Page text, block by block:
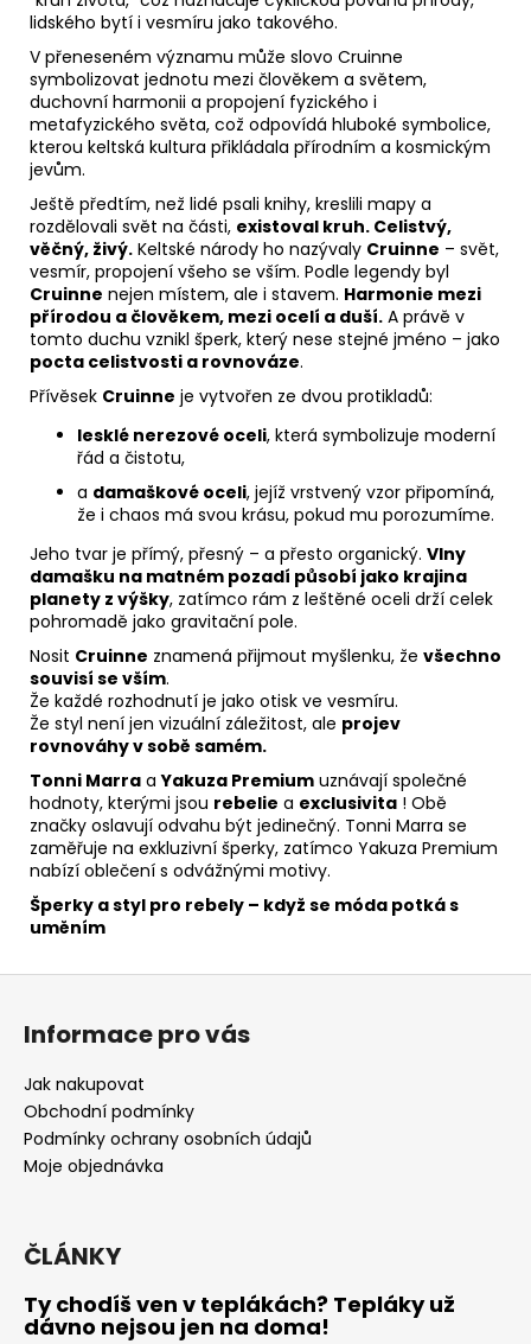
lidského bytí i vesmíru jako takového.
V přeneseném významu může slovo Cruinne
symbolizovat jednotu mezi člověkem a světem,
duchovní harmonii a propojení fyzického i
metafyzického světa, což odpovídá hluboké symbolice,
kterou keltská kultura přikládala přírodním a kosmickým
jevům.
Ještě předtím, než lidé psali knihy, kreslili mapy a
rozdělovali svět na části, existoval kruh. Celistvý,
věčný, živý. Keltské národy ho nazývaly Cruinne – svět,
vesmír, propojení všeho se vším. Podle legendy byl
Cruinne nejen místem, ale i stavem. Harmonie mezi
přírodou a člověkem, mezi ocelí a duší. A právě v
tomto duchu vznikl šperk, který nese stejné jméno – jako
pocta celistvosti a rovnováze.
Přívěsek Cruinne je vytvořen ze dvou protikladů:
lesklé nerezové oceli, která symbolizuje moderní
řád a čistotu,
a damaškové oceli, jejíž vrstvený vzor připomíná,
že i chaos má svou krásu, pokud mu porozumíme.
Jeho tvar je přímý, přesný – a přesto organický. Vlny
damašku na matném pozadí působí jako krajina
planety z výšky, zatímco rám z leštěné oceli drží celek
pohromadě jako gravitační pole.
Nosit Cruinne znamená přijmout myšlenku, že všechno
souvisí se vším.
Že každé rozhodnutí je jako otisk ve vesmíru.
Že styl není jen vizuální záležitost, ale projev
rovnováhy v sobě samém.
Tonni Marra aYakuza Premium uznávají společné
hodnoty, kterými jsou rebelie a exclusivita ! Obě
značky oslavují odvahu být jedinečný. Tonni Marra se
zaměřuje na exkluzivní šperky, zatímco Yakuza Premium
nabízí oblečení s odvážnými motivy.
Šperky a styl pro rebely – když se móda potká s
uměním
Informace pro vás
Jak nakupovat
Obchodní podmínky
Podmínky ochrany osobních údajů
Moje objednávka
ČLÁNKY
Ty chodíš ven v teplákách? Tepláky už
dávno nejsou jen na doma!